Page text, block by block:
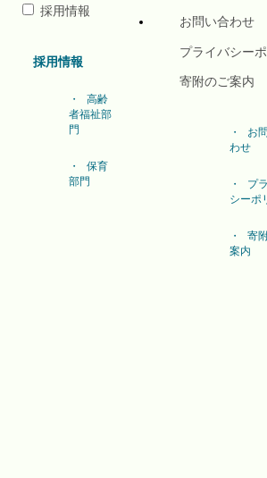
採用情報
採用情報
高齢
者福祉部
門
保育
部門
お問い合わせ
プライバシー
寄附のご案内
お
わせ
プ
シーポ
寄
案内